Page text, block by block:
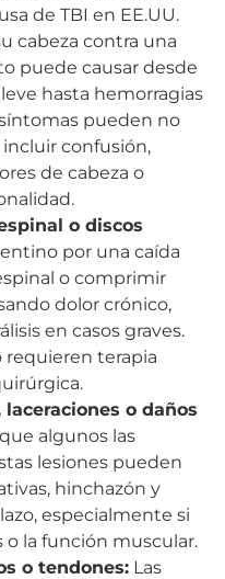
de TBI en EE.UU.
cabeza contra una
puede causar desde
hasta hemorragias
pueden no
confusión,
de cabeza o
o discos
por una caída
o comprimir
dolor crónico,
en casos graves.
requieren terapia
o daños
algunos las
lesiones pueden
hinchazón y
especialmente si
o la función muscular.
o tendones: Las